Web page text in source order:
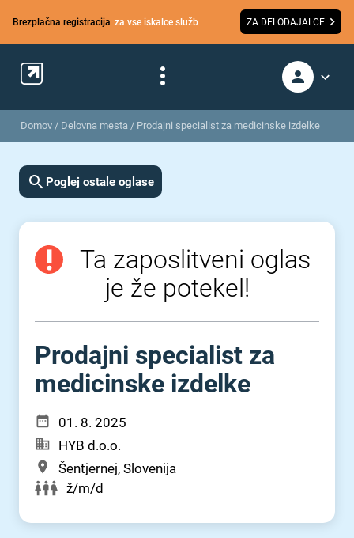
Brezplačna registracija za vse iskalce služb ZA DELODAJALCE
Domov / Delovna mesta / Prodajni specialist za medicinske izdelke
Poglej ostale oglase
Ta zaposlitveni oglas
je že potekel!
Prodajni specialist za
medicinske izdelke
01. 8. 2025
HYB d.o.o.
Šentjernej, Slovenija
ž/m/d